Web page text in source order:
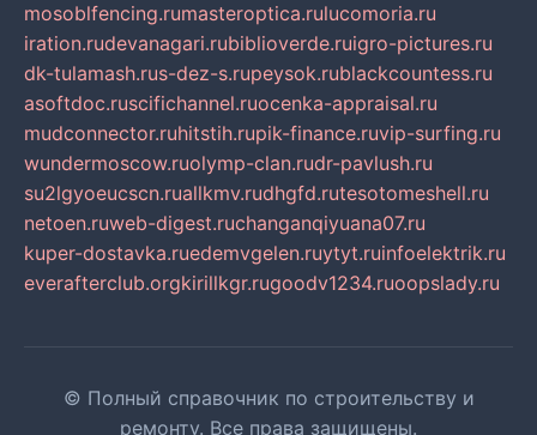
mosoblfencing.rumasteroptica.rulucomoria.ru
iration.rudevanagari.rubiblioverde.ruigro-pictures.ru
dk-tulamash.rus-dez-s.rupeysok.rublackcountess.ru
asoftdoc.ruscifichannel.ruocenka-appraisal.ru
mudconnector.ruhitstih.rupik-finance.ruvip-surfing.ru
wundermoscow.ruolymp-clan.rudr-pavlush.ru
su2lgyoeucscn.ruallkmv.rudhgfd.rutesotomeshell.ru
netoen.ruweb-digest.ruchanganqiyuana07.ru
kuper-dostavka.ruedemvgelen.ruytyt.ruinfoelektrik.ru
everafterclub.orgkirillkgr.rugoodv1234.ruoopslady.ru
© Полный справочник по строительству и
ремонту. Все права защищены.